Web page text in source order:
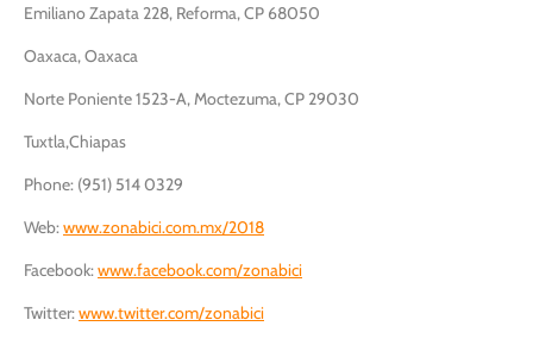
Emiliano Zapata 228, Reforma, CP 68050
Oaxaca, Oaxaca
Norte Poniente 1523-A, Moctezuma, CP 29030
Tuxtla,Chiapas
Phone: (951) 514 0329
Web:www.zonabici.com.mx/2018
Facebook:www.facebook.com/zonabici
Twitter:www.twitter.com/zonabici